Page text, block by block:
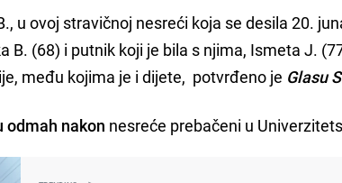
u ovoj stravičnoj nesreći koja se desila 20.
B. (68) i putnik koji je bila s njima, Ismeta J.
među kojima je i dijete, potvrđeno je Glasu
odmah nakon nesreće prebačeni u